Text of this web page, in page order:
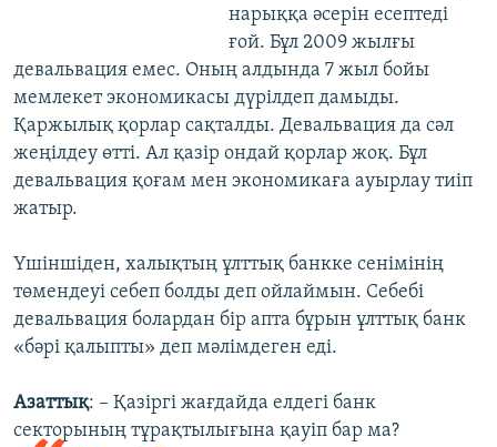
нарыққа әсерін есептеді
ғой. Бұл 2009 жылғы
девальвация емес. Оның алдында 7 жыл бойы
мемлекет экономикасы дүрілдеп дамыды.
Қаржылық қорлар сақталды. Девальвация да сәл
жеңілдеу өтті. Ал қазір ондай қорлар жоқ. Бұл
девальвация қоғам мен экономикаға ауырлау тиіп
жатыр.
Үшіншіден, халықтың ұлттық банкке сенімінің
төмендеуі себеп болды деп ойлаймын. Себебі
девальвация болардан бір апта бұрын ұлттық банк
«бәрі қалыпты» деп мәлімдеген еді.
Азаттық: – Қазіргі жағдайда елдегі банк
секторының тұрақтылығына қауіп бар ма?